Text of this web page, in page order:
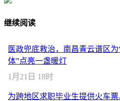
继续阅读
医政兜底救治，南昌青云谱区为
体”点亮一盏暖灯
1月21日 18时
为跨地区求职毕业生提供火车票